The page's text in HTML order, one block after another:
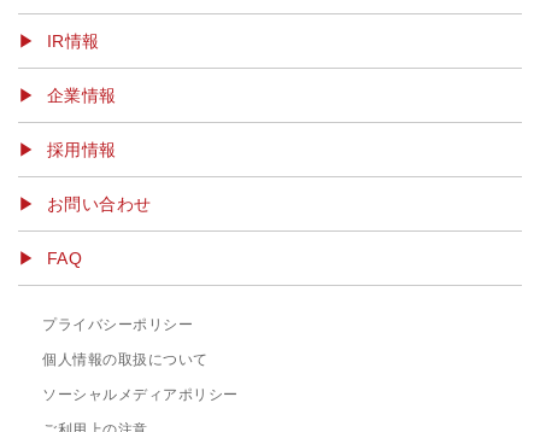
IR情報
企業情報
採用情報
お問い合わせ
FAQ
プライバシーポリシー
個人情報の取扱について
ソーシャルメディアポリシー